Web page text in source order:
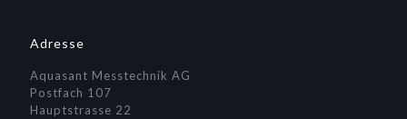
Adresse
Aquasant Messtechnik AG
Postfach 107
Hauptstrasse 22